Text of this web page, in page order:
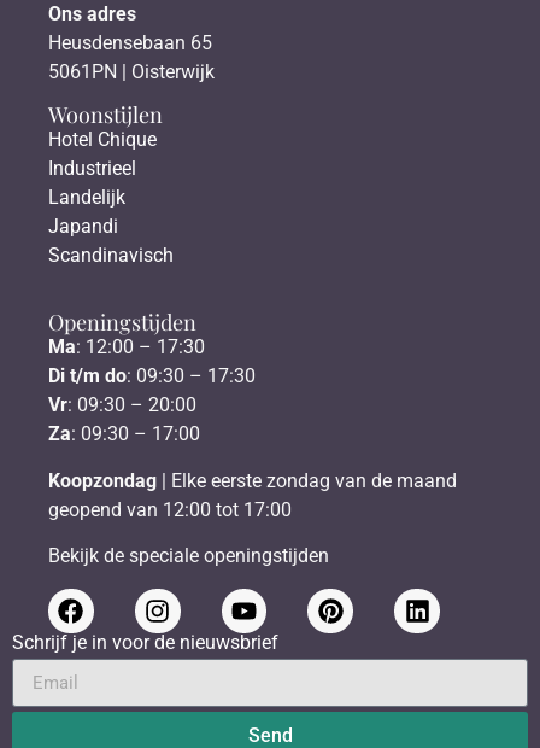
Ons adres
Heusdensebaan 65
5061PN | Oisterwijk
Woonstijlen
Hotel Chique
Industrieel
Landelijk
Japandi
Scandinavisch
Openingstijden
Ma: 12:00 – 17:30
Di t/m do: 09:30 – 17:30
Vr: 09:30 – 20:00
Za: 09:30 – 17:00
Koopzondag | Elke eerste zondag van de maand
geopend van 12:00 tot 17:00
Bekijk de speciale openingstijden
Schrijf je in voor de nieuwsbrief
Send